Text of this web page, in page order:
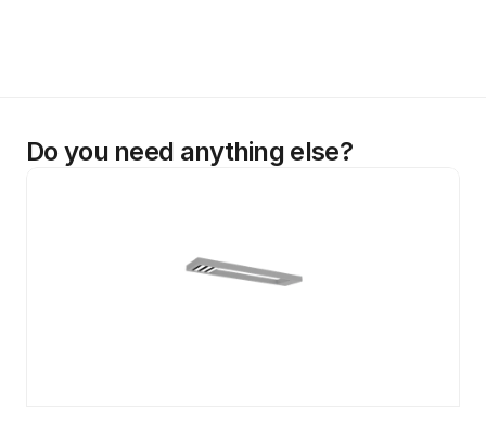
Do you need anything else?